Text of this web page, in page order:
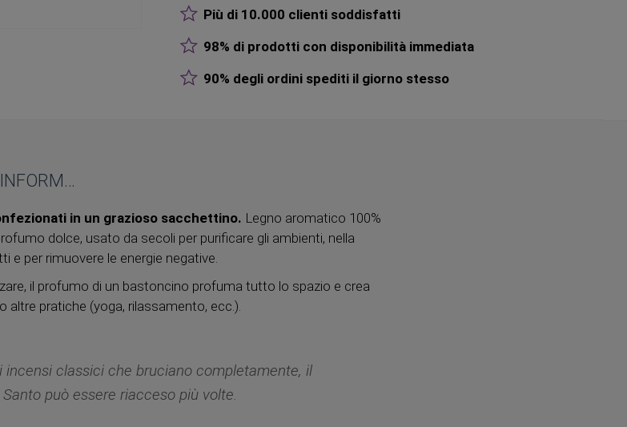
Più di 10.000 clienti soddisfatti
98% di prodotti con disponibilità immediata
90% degli ordini spediti il giorno stesso
in un grazioso sacchettino. Legno aromatico 100%
dolce, usato da secoli per purificare gli ambienti, nella
e per rimuovere le energie negative.
il profumo di un bastoncino profuma tutto lo spazio e crea
pratiche (yoga, rilassamento, ecc.).
incensi classici che bruciano completamente, il
può essere riacceso più volte.
MAGGIORI INFORMAZIONI